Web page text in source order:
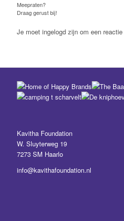
Meepraten?
Draag gerust bij!
Je moet ingelogd zijn om een
Kavitha Foundation
W. Sluyterweg 19
7273 SM Haarlo
info@kavithafoundation.nl